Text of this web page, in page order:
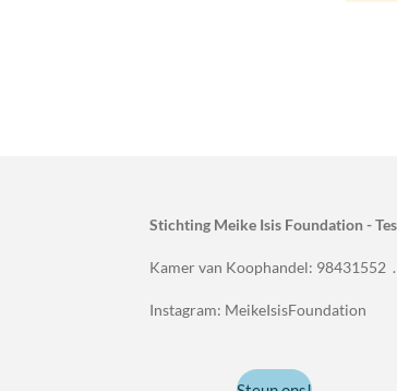
Stichting Meike Isis Foundation -
Kamer van Koophandel: 98431552 .
Instagram: MeikeIsisFoundation